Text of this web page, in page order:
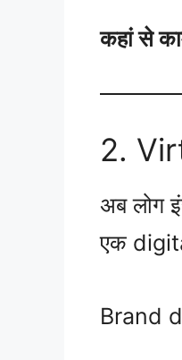
कहां से
2.
अब लोग
एक
Brand